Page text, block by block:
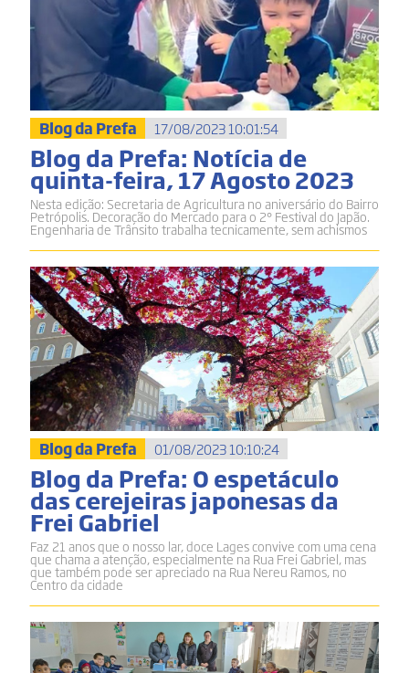
Blog da Prefa 17/08/2023 10:01:54
Blog da Prefa: Notícia de
quinta-feira, 17 Agosto 2023
Nesta edição: Secretaria de Agricultura no aniversário do Bairro
Petrópolis. Decoração do Mercado para o 2° Festival do Japão.
Engenharia de Trânsito trabalha tecnicamente, sem achismos
Blog da Prefa 01/08/2023 10:10:24
Blog da Prefa: O espetáculo
das cerejeiras japonesas da
Frei Gabriel
Faz 21 anos que o nosso lar, doce Lages convive com uma cena
que chama a atenção, especialmente na Rua Frei Gabriel, mas
que também pode ser apreciado na Rua Nereu Ramos, no
Centro da cidade